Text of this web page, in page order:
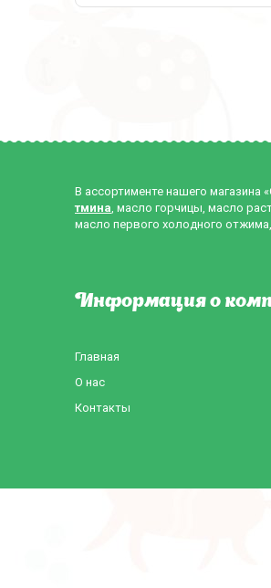
В ассортименте нашего
тмина , масло горчицы, масло
масло первого холодного
Информация о
Главная
О нас
Контакты